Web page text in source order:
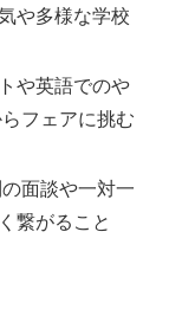
や多様な学校
や英語でのや
フェアに挑む
面談や一対一
繋がること